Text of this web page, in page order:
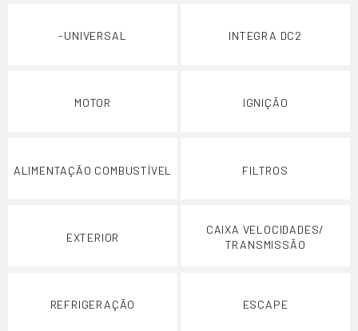
-UNIVERSAL INTEGRA DC2
MOTOR IGNIÇÃO
ALIMENTAÇÃO COMBUSTÍVEL FILTROS
EXTERIOR
CAIXA VELOCIDADES/
TRANSMISSÃO
REFRIGERAÇÃO ESCAPE